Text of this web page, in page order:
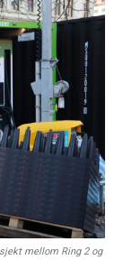
mellom Ring 2 og